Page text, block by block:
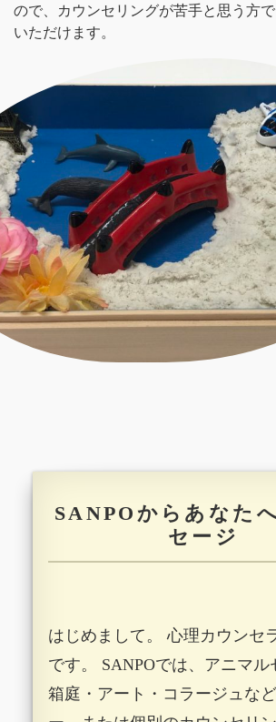
ので、カウンセリングが苦手と思う方
いただけます。
SANPOからあなた
セージ
はじめまして。心理カウンセ
です。 SANPOでは、アニマル
箱庭・アート・コラージュな